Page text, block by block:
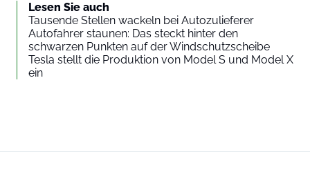
Lesen Sie auch
Tausende Stellen wackeln bei Autozulieferer
Autofahrer staunen: Das steckt hinter den
schwarzen Punkten auf der Windschutzscheibe
Tesla stellt die Produktion von Model S und Model X
ein